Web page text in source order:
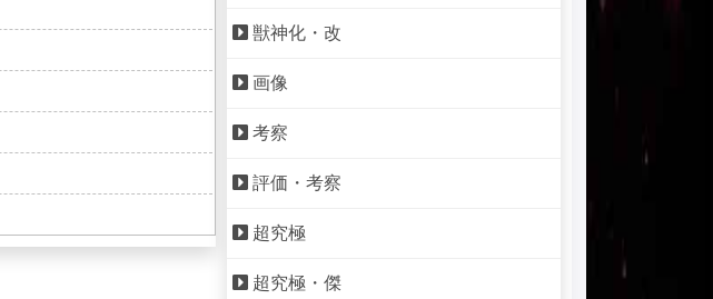
獣神化・改
画像
考察
評価・考察
超究極
超究極・傑